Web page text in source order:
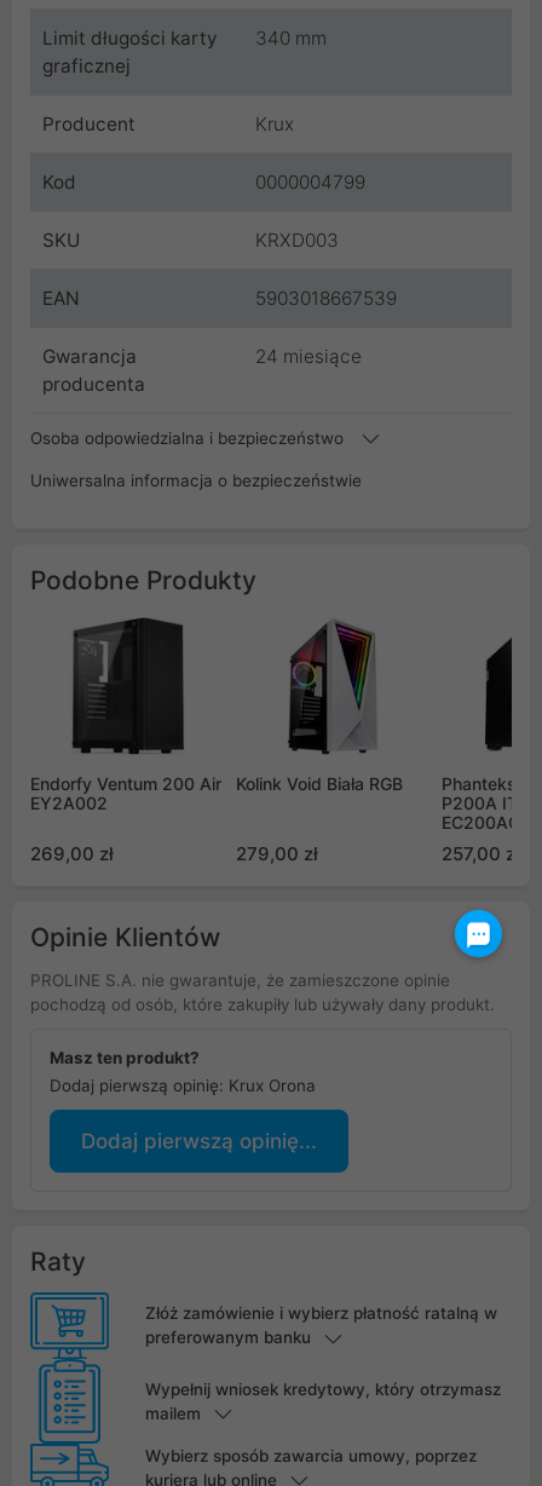
Limit długości karty
graficznej
340 mm
Producent Krux
Kod 0000004799
SKU KRXD003
EAN 5903018667539
Gwarancja
producenta
24 miesiące
Osoba odpowiedzialna i bezpieczeństwo
Uniwersalna informacja o bezpieczeństwie
Podobne Produkty
Endorfy Ventum 200 Air
EY2A002
269,00 zł
Kolink Void Biała RGB
279,00 zł
Phanteks
P200A ITX
257,00 zł
Opinie Klientów
PROLINE S.A. nie gwarantuje, że zamieszczone opinie
pochodzą od osób, które zakupiły lub używały dany produkt.
Masz ten produkt?
Dodaj pierwszą opinię: Krux Orona
Dodaj pierwszą opinię...
Raty
Złóż zamówienie i wybierz płatność ratalną w
preferowanym banku
Wypełnij wniosek kredytowy, który otrzymasz
mailem
Wybierz sposób zawarcia umowy, poprzez
kuriera lub online